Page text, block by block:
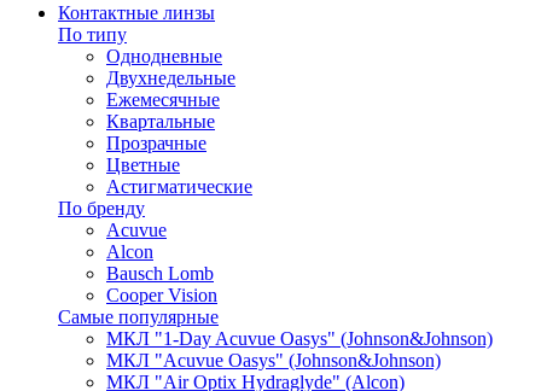
Контактные линзы
По типу
Однодневные
Двухнедельные
Ежемесячные
Квартальные
Прозрачные
Цветные
Астигматические
По бренду
Acuvue
Alcon
Bausch Lomb
Cooper Vision
Самые популярные
МКЛ "1-Day Acuvue Oasys" (Johnson&Johnson)
МКЛ "Acuvue Oasys" (Johnson&Johnson)
МКЛ "Air Optix Hydraglyde" (Alcon)